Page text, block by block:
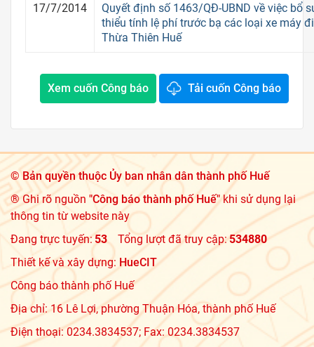
17/7/2014
Quyết định số 1463/QĐ-UBND về việc bổ
thiểu tính lệ phí trước bạ các loại xe máy
Thừa Thiên Huế
Xem cuốn Công báo Tải cuốn Công báo
©Bản quyền thuộc Ủy ban nhân dân thành phố Huế
® Ghi rõ nguồn "Công báo thành phố Huế"khi sử dụng lại
thông tin từ website này
Đang trực tuyến:53 Tổng lượt đã truy cập:534880
Thiết kế và xây dựng: HueCIT
Công báo thành phố Huế
Địa chỉ: 16 Lê Lợi, phường Thuận Hóa, thành phố Huế
Điện thoại: 0234.3834537; Fax: 0234.3834537